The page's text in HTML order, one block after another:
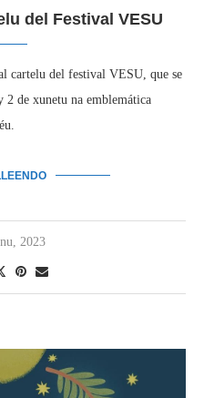
del Festival VESU
cartelu del festival VESU, que se
2 de xunetu na emblemática
2023